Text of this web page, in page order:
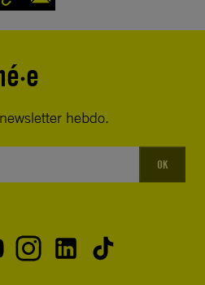
hebdo.
OK